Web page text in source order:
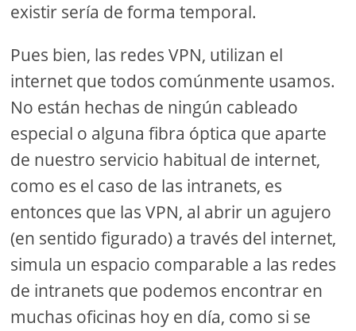
existir sería de forma temporal.
Pues bien, las redes VPN, utilizan el
internet que todos comúnmente usamos.
No están hechas de ningún cableado
especial o alguna fibra óptica que aparte
de nuestro servicio habitual de internet,
como es el caso de las intranets, es
entonces que las VPN, al abrir un agujero
(en sentido figurado) a través del internet,
simula un espacio comparable a las redes
de intranets que podemos encontrar en
muchas oficinas hoy en día, como si se